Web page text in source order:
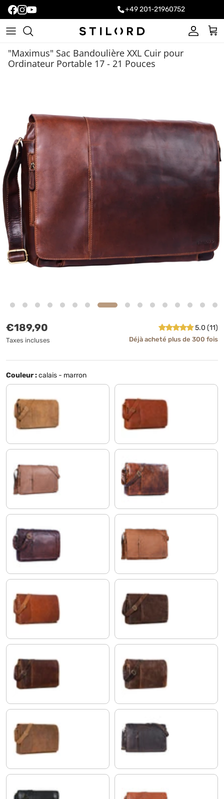
+49 201-21960752
Compte
"Maximus" Sac Bandoulière XXL Cuir pour
Ordinateur Portable 17 - 21 Pouces
Prix habituel
€189,90
Taxes incluses
5.0 (11)
Déjà acheté plus de 300 fois
Couleur :calais - marron
dijon - marron conciata al vegetale brandy
cognac - brun clair marron - antique
ébène - marron marron
maraska - marron crunchy - marron scuro
florida - marron kansas - marron
tan - marron - scuro marron - foncé pâle